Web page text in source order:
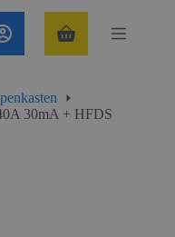
Winkelwagen
30mA + HFDS